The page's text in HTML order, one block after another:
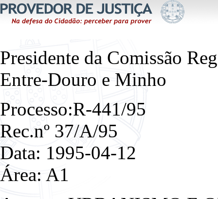
Presidente da Comissão
Entre-Douro e Minho
Processo:R-441/95
Rec.nº 37/A/95
Data: 1995-04-12
Área: A1